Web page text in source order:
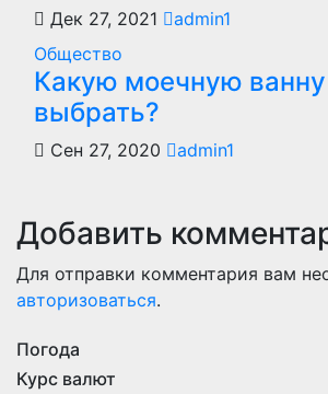
Дек 27, 2021
admin1
Общество
Какую моечную ванну
выбрать?
Сен 27, 2020 admin1
Добавить
Для отправки комментария вам
авторизоваться.
Погода
Курс валют